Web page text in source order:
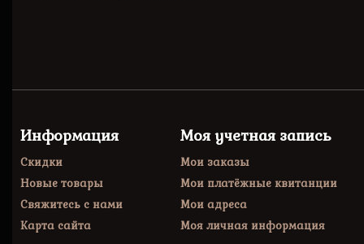
Информация
Скидки
Новые товары
Свяжитесь с нами
Карта сайта
Моя учетная запись
Мои заказы
Мои платёжные квитанции
Мои адреса
Моя личная информация